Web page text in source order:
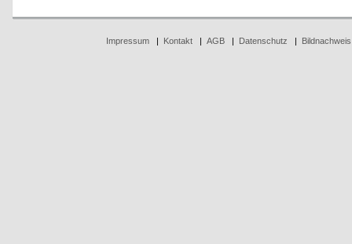
Impressum| Kontakt| AGB| Datenschutz Bildnachweis